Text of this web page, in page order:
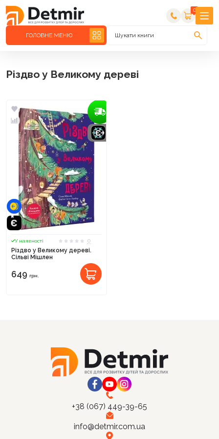
0
ГОЛОВНЕ МЕНЮ Шукати книги
Різдво у Великому дереві
У наявності
0
Різдво у Великому дереві.
Сільві Мішлен
649 грн.
+38 (067) 449-39-65
info@detmir.com.ua
Продовжити покупки